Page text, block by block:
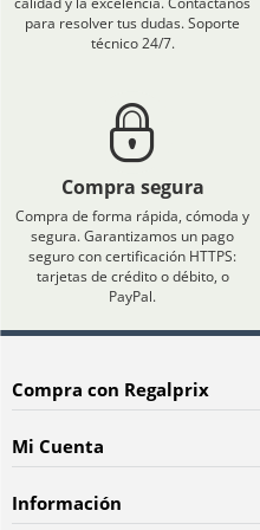
para resolver tus dudas. Soporte
técnico 24/7.
Compra segura
Compra de forma rápida, cómoda y
segura. Garantizamos un pago
seguro con certificación HTTPS:
tarjetas de crédito o débito, o
PayPal.
Compra con Regalprix
Mi Cuenta
Información